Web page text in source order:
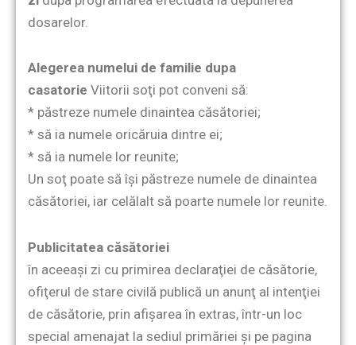
dosarelor.
Alegerea numelui de familie dupa
casatorie Viitorii soţi pot conveni să:
* păstreze numele dinaintea căsătoriei;
* să ia numele oricăruia dintre ei;
* să ia numele lor reunite;
Un soţ poate să îşi păstreze numele de dinaintea
căsătoriei, iar celălalt să poarte numele lor reunite.
Publicitatea căsătoriei
în aceeaşi zi cu primirea declaraţiei de căsătorie,
ofiţerul de stare civilă publică un anunţ al intenţiei
de căsătorie, prin afişarea în extras, într-un loc
special amenajat la sediul primăriei şi pe pagina